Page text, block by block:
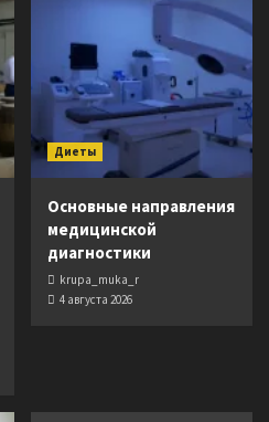
Диеты
Основные направления
медицинской
диагностики
krupa_muka_r
4 августа 2026